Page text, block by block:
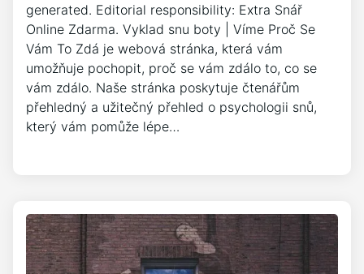
generated. Editorial responsibility: Extra Snář
Online Zdarma. Vyklad snu boty | Víme Proč Se
Vám To Zdá je webová stránka, která vám
umožňuje pochopit, proč se vám zdálo to, co se
vám zdálo. Naše stránka poskytuje čtenářům
přehledný a užitečný přehled o psychologii snů,
který vám pomůže lépe…